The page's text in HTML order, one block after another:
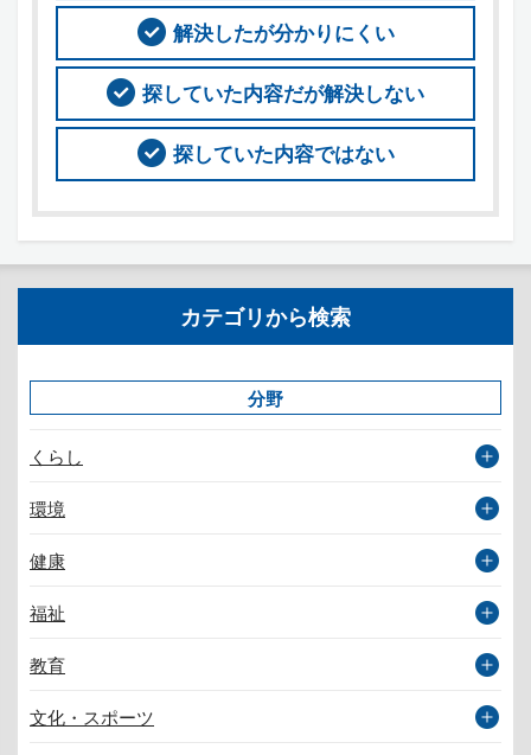
解決したが分かりにくい
探していた内容だが解決しない
探していた内容ではない
カテゴリから検索
分野
くらし
環境
健康
福祉
教育
文化・スポーツ